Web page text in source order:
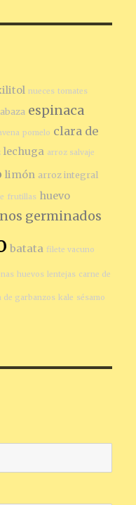
nueces tomates
espinaca
pomelo clara de
lechuga arroz salvaje
limón arroz integral
frutillas huevo
germinados
batata filete vacuno
huevos lentejas carne de
de garbanzos kale sésamo